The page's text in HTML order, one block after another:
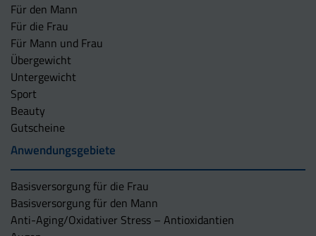
Für den Mann
Für die Frau
Für Mann und Frau
Übergewicht
Untergewicht
Sport
Beauty
Gutscheine
Anwendungsgebiete
Basisversorgung für die Frau
Basisversorgung für den Mann
Anti-Aging/Oxidativer Stress – Antioxidantien